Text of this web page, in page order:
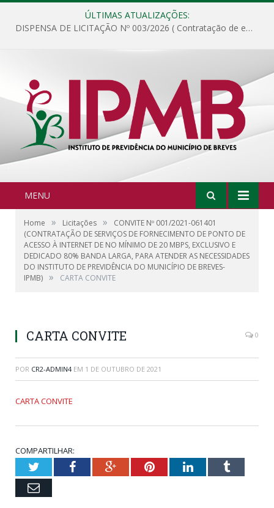
ÚLTIMAS ATUALIZAÇÕES:
DISPENSA DE LICITAÇÃO Nº 003/2026 ( Contratação de empresa para fornecimento de gêneros alimentícios não perecíveis, materiais de expediente, descartáveis, copa e cozinha, para análise e posterior publicação.)
MENU
Home » Licitações »
CONVITE Nº 001/2021-061401
(CONTRATAÇÃO DE SERVIÇOS DE FORNECIMENTO DE PONTO DE
ACESSO À INTERNET DE NO MÍNIMO DE 20 MBPS, EXCLUSIVO E
DEDICADO 80% BANDA LARGA, PARA ATENDER AS NECESSIDADES
DO INSTITUTO DE PREVIDÊNCIA DO MUNICÍPIO DE BREVES-
IPMB) » CARTA CONVITE
CARTA CONVITE 0
POR CR2-ADMIN4 EM 1 DE OUTUBRO DE 2021
CARTA CONVITE
COMPARTILHAR:
TwitterFacebookGoogle+PinterestLinkedInTumblr
Email